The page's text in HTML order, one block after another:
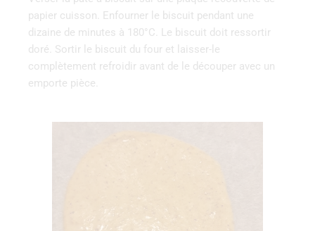
papier cuisson. Enfourner le biscuit pendant une
dizaine de minutes à 180°C. Le biscuit doit ressortir
doré. Sortir le biscuit du four et laisser-le
complètement refroidir avant de le découper avec un
emporte pièce.